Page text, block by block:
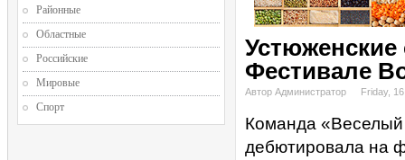
Фестивале
Автор Администратор Friday,
Команда «Веселый
дебютировала на
Районные
Областные
Российские
Мировые
Спорт